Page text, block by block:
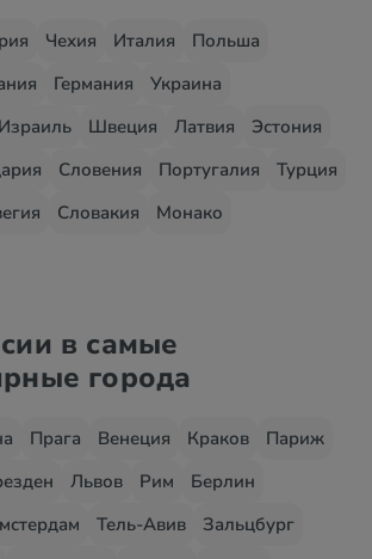
Чехия Италия
Польша
Германия
Украина
Израиль Швеция Латвия
Эстония
Словения Португалия
Турция
Словакия Монако
в самые
города
Прага Венеция Краков
Париж
Львов Рим
Берлин
Тель-Авив
Зальцбург